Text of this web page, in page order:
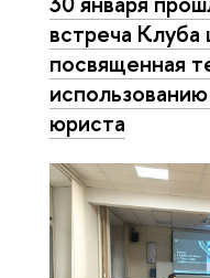
встреча Клуба
посвященная
юриста